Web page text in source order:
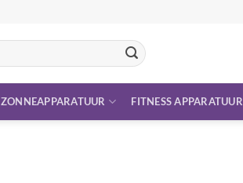
ZONNEAPPARATUUR FITNESS APPARATUUR